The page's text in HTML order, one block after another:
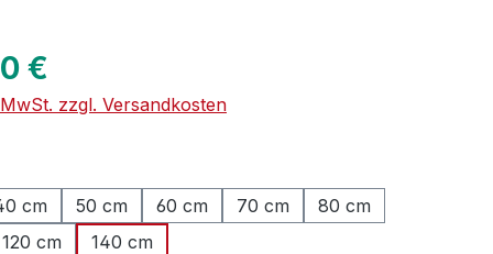
€
zzgl. Versandkosten
cm 50 cm 60 cm 70 cm
80 cm
120 cm 140 cm